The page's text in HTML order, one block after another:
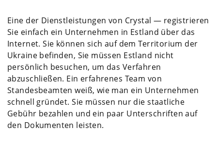
Eine der Dienstleistungen von Crystal — registrieren
Sie einfach ein Unternehmen in Estland über das
Internet. Sie können sich auf dem Territorium der
Ukraine befinden, Sie müssen Estland nicht
persönlich besuchen, um das Verfahren
abzuschließen. Ein erfahrenes Team von
Standesbeamten weiß, wie man ein Unternehmen
schnell gründet. Sie müssen nur die staatliche
Gebühr bezahlen und ein paar Unterschriften auf
den Dokumenten leisten.